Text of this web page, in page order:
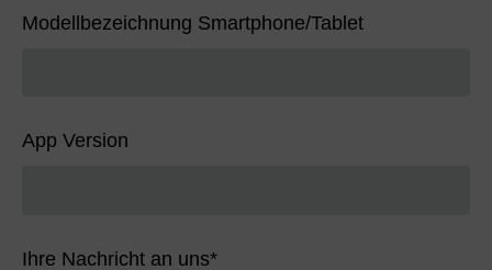
Modellbezeichnung Smartphone/Tablet
App Version
Ihre Nachricht an uns*